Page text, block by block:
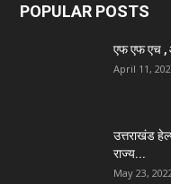
POPULAR POSTS
एफ एफ एच ,
April 11,
उत्तराखंड
राज्य...
May 23,